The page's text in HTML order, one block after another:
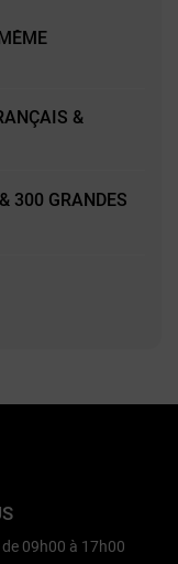
&
300 GRANDES
09h00 à 17h00